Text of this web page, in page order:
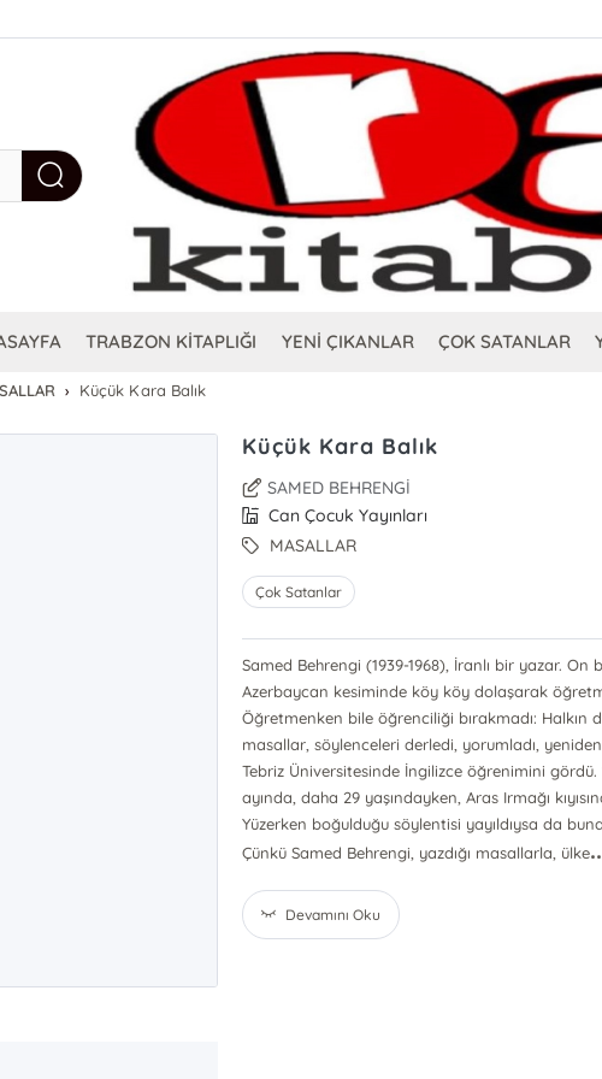
TRABZON KİTAPLIĞI YENİ ÇIKANLAR ÇOK SATANLAR
Küçük Kara Balık
Küçük Kara Balık
SAMED BEHRENGİ
Can Çocuk Yayınları
MASALLAR
Çok Satanlar
Samed Behrengi (1939-1968), İranlı bir yazar. On
Azerbaycan kesiminde köy köy dolaşarak
Öğretmenken bile öğrenciliği bırakmadı: Halkın
masallar, söylenceleri derledi, yorumladı,
Tebriz Üniversitesinde İngilizce öğrenimini gördü.
ayında, daha 29 yaşındayken, Aras Irmağı
Yüzerken boğulduğu söylentisi yayıldıysa da
Çünkü Samed Behrengi, yazdığı masallarla, ülke
Devamını Oku